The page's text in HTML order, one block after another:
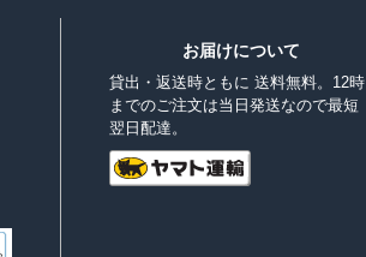
お届けについて
貸出・返送時ともに 送料無料。12時
までのご注文は当日発送なので最短
翌日配達。